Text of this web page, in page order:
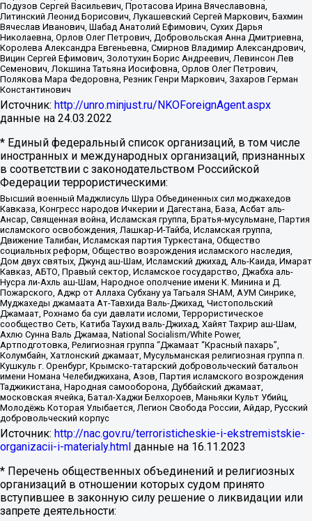
Подузов Сергей Васильевич, Протасова Ирина Вячеславовна,
Литинский Леонид Борисович, Лукашевский Сергей Маркович, Бахмин
Вячеслав Иванович, Шабад Анатолий Ефимович, Сухих Дарья
Николаевна, Орлов Олег Петрович, Добровольская Анна Дмитриевна,
Королева Александра Евгеньевна, Смирнов Владимир Александрович,
Вицин Сергей Ефимович, Золотухин Борис Андреевич, Левинсон Лев
Семенович, Локшина Татьяна Иосифовна, Орлов Олег Петрович,
Полякова Мара Федоровна, Резник Генри Маркович, Захаров Герман
Константинович
Источник: http://unro.minjust.ru/NKOForeignAgent.aspx
данные на 24.03.2022
* Единый федеральный список организаций, в том числе
иностранных и международных организаций, признанных
в соответствии с законодательством Российской
Федерации террористическими:
Высший военный Маджлисуль Шура Объединенных сил моджахедов
Кавказа, Конгресс народов Ичкерии и Дагестана, База, Асбат аль-
Ансар, Священная война, Исламская группа, Братья-мусульмане, Партия
исламского освобождения, Лашкар-И-Тайба, Исламская группа,
Движение Талибан, Исламская партия Туркестана, Общество
социальных реформ, Общество возрождения исламского наследия,
Дом двух святых, Джунд аш-Шам, Исламский джихад, Аль-Каида, Имарат
Кавказ, АБТО, Правый сектор, Исламское государство, Джабха аль-
Нусра ли-Ахль аш-Шам, Народное ополчение имени К. Минина и Д.
Пожарского, Аджр от Аллаха Субхану уа Тагьаля SHAM, АУМ Синрике,
Муджахеды джамаата Ат-Тавхида Валь-Джихад, Чистопольский
Джамаат, Рохнамо ба суи давлати исломи, Террористическое
сообщество Сеть, Катиба Таухид валь-Джихад, Хайят Тахрир аш-Шам,
Ахлю Сунна Валь Джамаа, National Socialism/White Power,
Артподготовка, Религиозная группа “Джамаат “Красный пахарь”,
Колумбайн, Хатлонский джамаат, Мусульманская религиозная группа п.
Кушкуль г. Оренбург, Крымско-татарский добровольческий батальон
имени Номана Челебиджихана, Азов, Партия исламского возрождения
Таджикистана, Народная самооборона, Дуббайский джамаат,
московская ячейка, Батал-Хаджи Белхороев, Маньяки Культ Убийц,
Молодёжь Которая Улыбается, Легион Свобода России, Айдар, Русский
добровольческий корпус
Источник: http://nac.gov.ru/terroristicheskie-i-ekstremistskie-
organizacii-i-materialy.html данные на 16.11.2023
* Перечень общественных объединений и религиозных
организаций в отношении которых судом принято
вступившее в законную силу решение о ликвидации или
запрете деятельности: